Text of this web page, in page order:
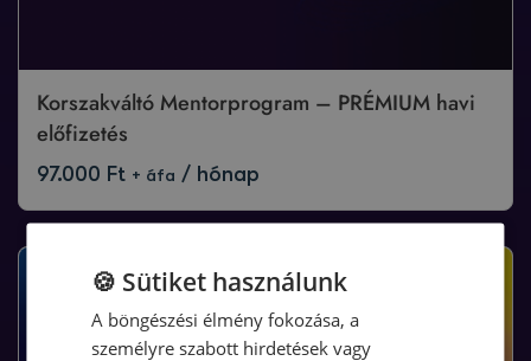
Korszakváltó Mentorprogram – PRÉMIUM havi
előfizetés
97.000 Ft + áfa / hónap
🍪 Sütiket használunk
A böngészési élmény fokozása, a
személyre szabott hirdetések vagy